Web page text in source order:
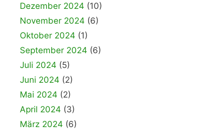
Dezember 2024 (10)
November 2024 (6)
Oktober 2024 (1)
September 2024 (6)
Juli 2024 (5)
Juni 2024 (2)
Mai 2024 (2)
April 2024 (3)
März 2024 (6)